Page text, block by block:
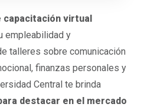
capacitación virtual
empleabilidad y
talleres sobre comunicación
finanzas personales y
Central te brinda
destacar en el mercado